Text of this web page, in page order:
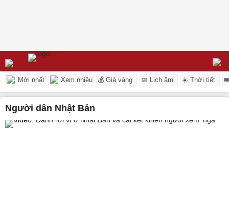
Mới nhất Xem nhiều 💰 Giá vàng 📅 Lịch âm ☀️ Thời tiết
người dân Nhật Bản